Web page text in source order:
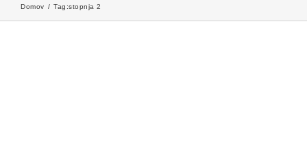
Domov Tag:stopnja 2